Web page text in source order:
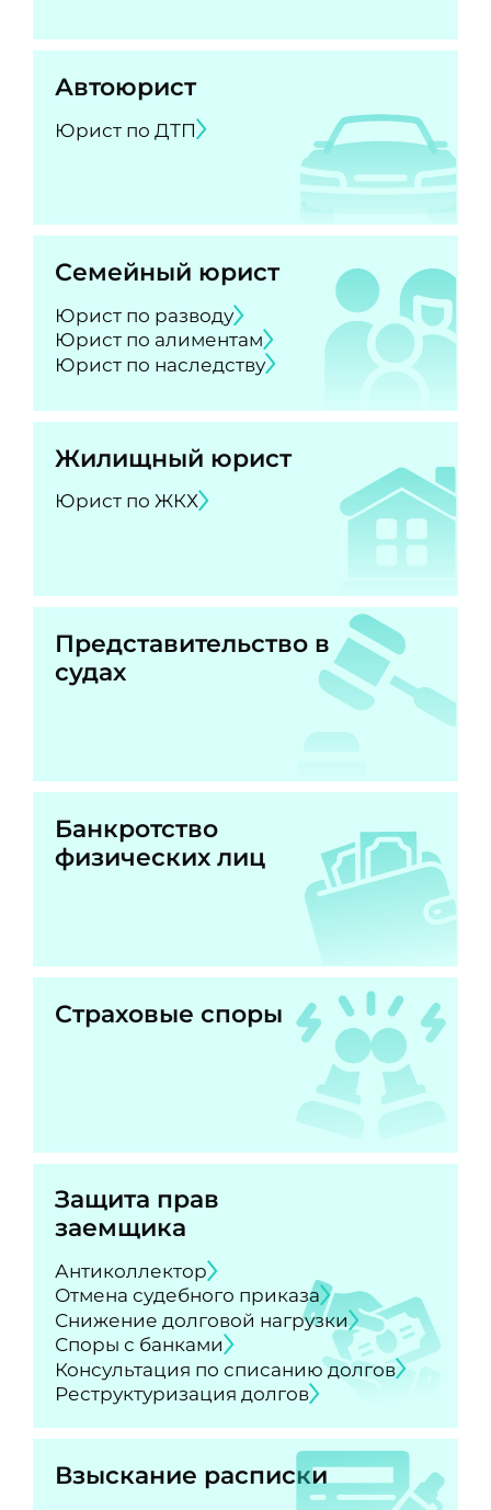
Автоюрист
Юрист по ДТП
Семейный юрист
Юрист по разводу
Юрист по алиментам
Юрист по наследству
Жилищный юрист
Юрист по ЖКХ
Представительство в
судах
Банкротство
физических лиц
Страховые споры
Защита прав
заемщика
Антиколлектор
Отмена судебного приказа
Снижение долговой нагрузки
Споры с банками
Консультация по списанию долгов
Реструктуризация долгов
Взыскание расписки